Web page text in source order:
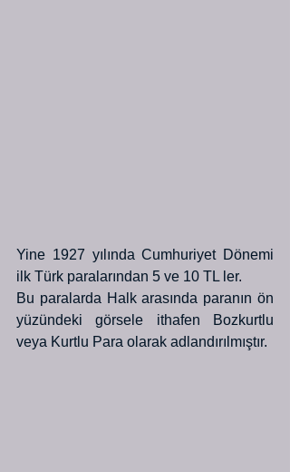
Yine 1927 yılında Cumhuriyet Dönemi
ilk Türk paralarından 5 ve 10 TL ler.
Bu paralarda Halk arasında paranın ön
yüzündeki görsele ithafen Bozkurtlu
veya Kurtlu Para olarak adlandırılmıştır.